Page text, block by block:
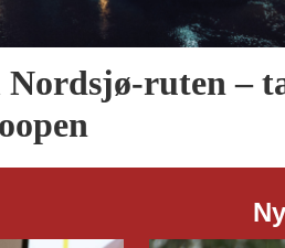
Nordsjø-ruten –